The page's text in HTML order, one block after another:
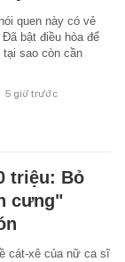
quen này có vẻ
Đã bật điều hòa để
tại sao còn cần
5 giờ trước
triệu: Bỏ
cưng"
cát-xê của nữ ca sĩ